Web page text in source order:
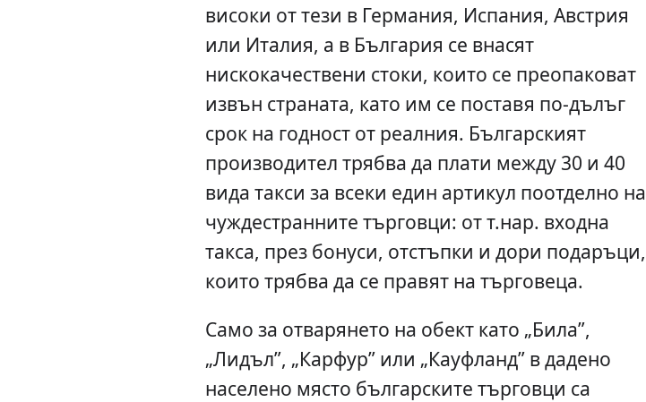
високи от тези в Германия, Испания, Австрия
или Италия, а в България се внасят
нискокачествени стоки, които се преопаковат
извън страната, като им се поставя по-дълъг
срок на годност от реалния. Българският
производител трябва да плати между 30 и 40
вида такси за всеки един артикул поотделно на
чуждестранните търговци: от т.нар. входна
такса, през бонуси, отстъпки и дори подаръци,
които трябва да се правят на търговеца.
Само за отварянето на обект като „Била”,
„Лидъл”, „Карфур” или „Кауфланд” в дадено
населено място българските търговци са